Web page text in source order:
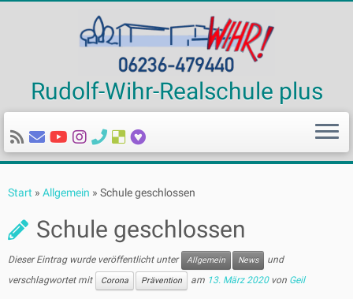
Inhalt
Rudolf-Wihr-Realschule plus
Start » Allgemein » Schule geschlossen
Schule geschlossen
Dieser Eintrag wurde veröffentlicht unter Allgemein News
und
verschlagwortet mit
Corona Prävention am 13. März 2020 von Geil